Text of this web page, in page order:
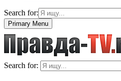
Search for:
Primary Menu
Search for: